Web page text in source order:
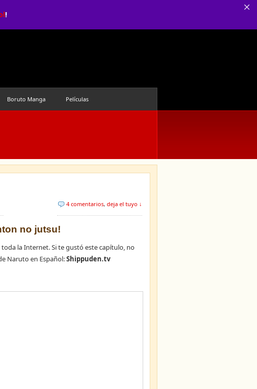
!
Boruto Manga Películas
4 comentarios, deja el tuyo ↓
no jutsu!
la Internet. Si te gustó este capítulo, no
Naruto en Español:Shippuden.tv